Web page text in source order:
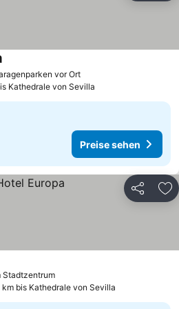
vor Ort
Kathedrale von Sevilla
Preise sehen
Teilen
Stadtzentrum
bis Kathedrale von Sevilla